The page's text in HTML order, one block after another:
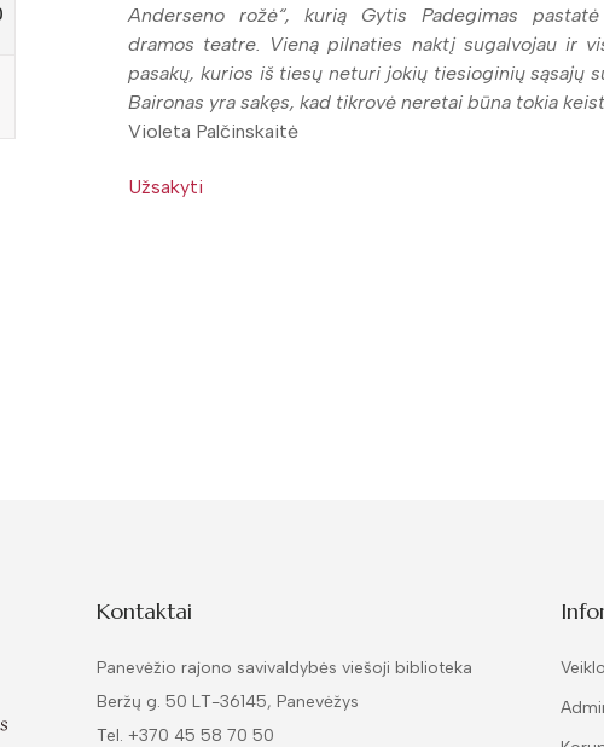
Anderseno rožė“, kurią Gytis Padegimas
dramos teatre. Vieną pilnaties naktį sugalvojau ir
pasakų, kurios iš tiesų neturi jokių tiesioginių sąsajų
Baironas yra sakęs, kad tikrovė neretai būna tokia
Violeta Palčinskaitė
Užsakyti
Kontaktai
Panevėžio rajono savivaldybės viešoji biblioteka
Beržų g. 50 LT-36145, Panevėžys
Tel. +370 45 58 70 50